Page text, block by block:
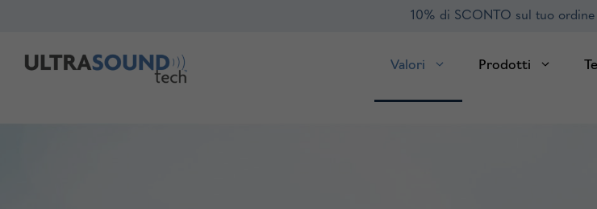
10% di SCONTO sul tuo ordine
Valori Prodotti